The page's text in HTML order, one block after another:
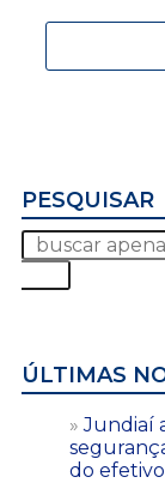
PESQUISAR
ÚLTIMAS
Jundiaí
do efetivo